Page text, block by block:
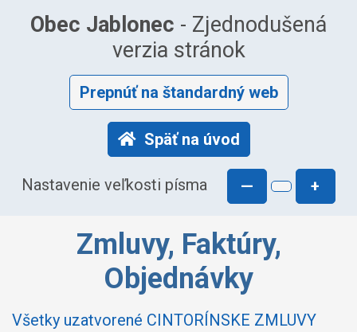
Obec Jablonec - Zjednodušená
verzia stránok
Prepnúť na štandardný web
Späť na úvod
Nastavenie veľkosti písma — +
Zmluvy, Faktúry,
Objednávky
Všetky uzatvorené CINTORÍNSKE ZMLUVY